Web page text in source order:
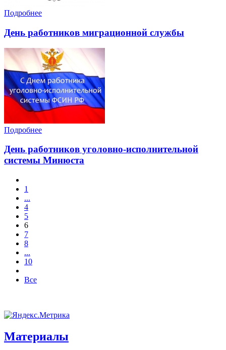
Подробнее
День работников миграционной службы
Подробнее
День работников уголовно-исполнительной
системы Минюста
1
...
4
5
6
7
8
...
10
Все
Материалы